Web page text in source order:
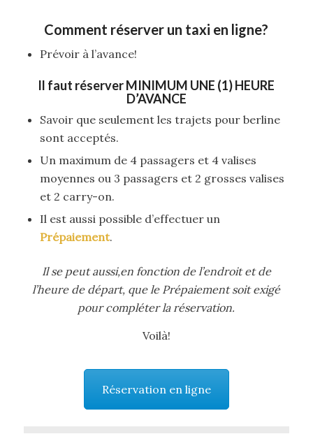
Comment réserver un taxi en ligne?
Prévoir à l’avance!
Il faut réserverMINIMUM UNE (1) HEURE
D’AVANCE
Savoir que seulement les trajets pour berline
sont acceptés.
Un maximum de 4 passagers et 4 valises
moyennes ou 3 passagers et 2 grosses valises
et 2 carry-on.
Il est aussi possible d’effectuer un
Prépaiement.
Il se peut aussi,en fonction de l’endroit et de
l’heure de départ, que le Prépaiement soit exigé
pour compléter la réservation.
Voilà!
Réservation en ligne